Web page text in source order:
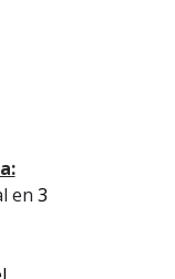
en 3